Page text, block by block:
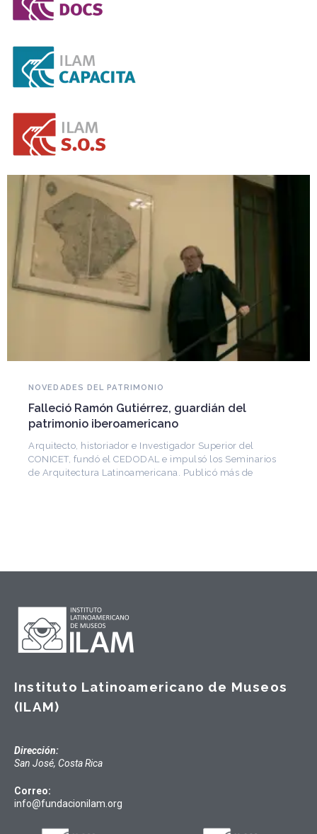
NOVEDADES DEL PATRIMONIO
Falleció Ramón Gutiérrez, guardián del
patrimonio iberoamericano
Arquitecto, historiador e Investigador Superior del
CONICET, fundó el CEDODAL e impulsó los Seminarios
de Arquitectura Latinoamericana. Publicó más de
Instituto Latinoamericano de Museos
(ILAM)
Dirección:
San José, Costa Rica
Correo:
info@fundacionilam.org